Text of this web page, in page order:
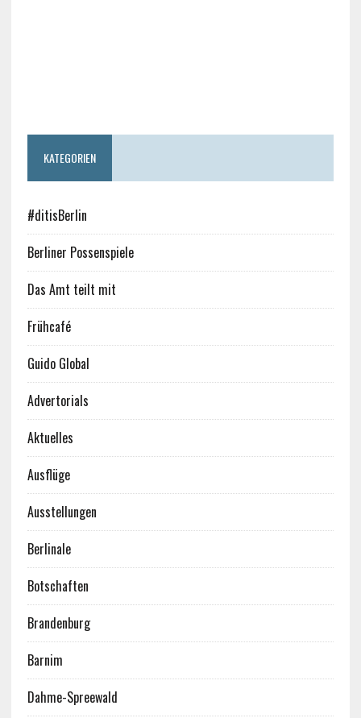
KATEGORIEN
#ditisBerlin
Berliner Possenspiele
Das Amt teilt mit
Frühcafé
Guido Global
Advertorials
Aktuelles
Ausflüge
Ausstellungen
Berlinale
Botschaften
Brandenburg
Barnim
Dahme-Spreewald